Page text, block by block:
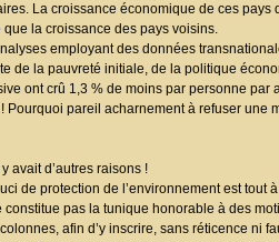
La croissance économique de ces
que la croissance des pays voisins.
employant des données
de la pauvreté initiale, de la politique
ont crû 1,3 % de moins par personne
Pourquoi pareil acharnement à refuser une
y avait d’autres raisons !
de protection de l’environnement est
constitue pas la tunique honorable à des
afin d’y inscrire, sans réticence ni